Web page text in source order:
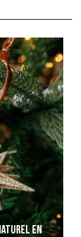
en
en